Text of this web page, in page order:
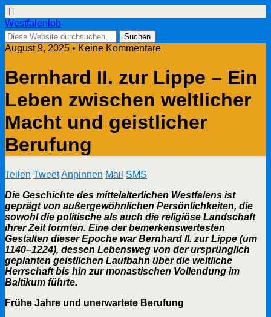
Westfalenlob
August 9, 2025 • Keine Kommentare
Bernhard II. zur Lippe – Ein
Leben zwischen weltlicher
Macht und geistlicher
Berufung
Teilen TweetAnpinnen Mail SMS
Die Geschichte des mittelalterlichen Westfalens ist
geprägt von außergewöhnlichen Persönlichkeiten, die
sowohl die politische als auch die religiöse Landschaft
ihrer Zeit formten. Eine der bemerkenswertesten
Gestalten dieser Epoche war Bernhard II. zur Lippe (um
1140–1224), dessen Lebensweg von der ursprünglich
geplanten geistlichen Laufbahn über die weltliche
Herrschaft bis hin zur monastischen Vollendung im
Baltikum führte.
Frühe Jahre und unerwartete Berufung